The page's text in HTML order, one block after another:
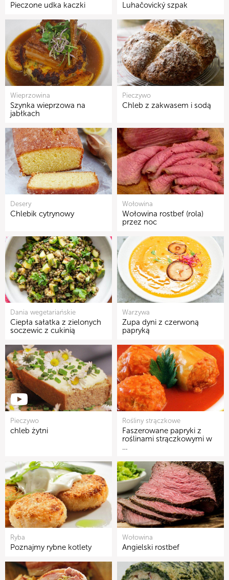
Pieczone udka kaczki Luhačovický szpak
Wieprzowina
Szynka wieprzowa na
jabłkach
Pieczywo
Chleb z zakwasem i sodą
Desery
Chlebik cytrynowy
Wołowina
Wołowina rostbef (rola)
przez noc
Dania wegetariańskie
Ciepła sałatka z zielonych
soczewic z cukinią
Warzywa
Zupa dyni z czerwoną
papryką
Pieczywo
chleb żytni
Rośliny strączkowe
Faszerowane papryki z
roślinami strączkowymi w
…
Ryba
Poznajmy rybne kotlety
Wołowina
Angielski rostbef